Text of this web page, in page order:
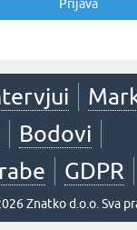
Bodovi
GDPR
Znatko d.o.o. Sva